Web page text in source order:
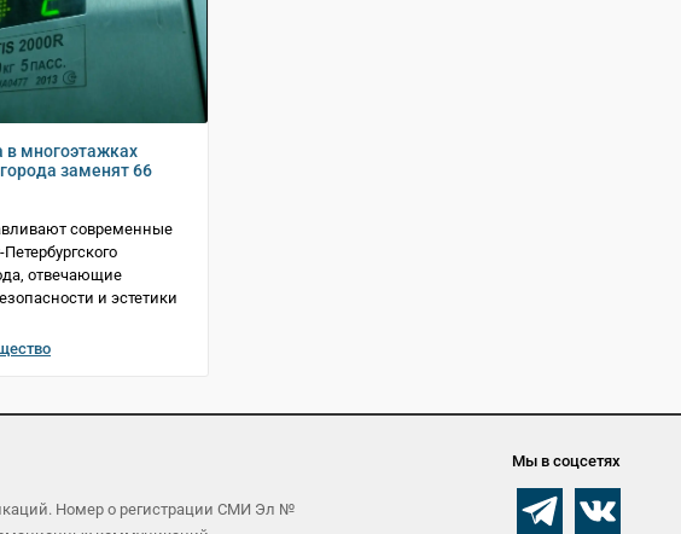
в многоэтажках
заменят 66
современные
отвечающие
и эстетики
Номер о регистрации СМИ Эл №
Мы в соцсетях